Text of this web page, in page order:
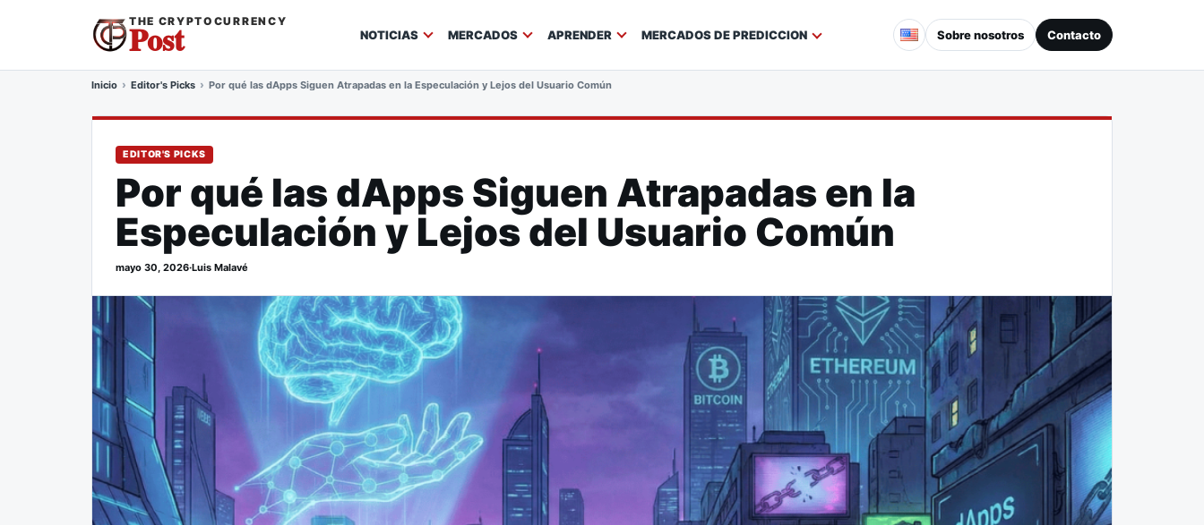
THE CRYPTOCURRENCY
Post NOTICIAS MERCADOS APRENDER MERCADOS DE PREDICCION Sobre nosotros Contacto
Inicio Editor's Picks Por qué las dApps Siguen Atrapadas en la Especulación y Lejos del Usuario Común
EDITOR'S PICKS
Por qué las dApps Siguen Atrapadas en la
Especulación y Lejos del Usuario Común
mayo 30, 2026·Luis Malavé